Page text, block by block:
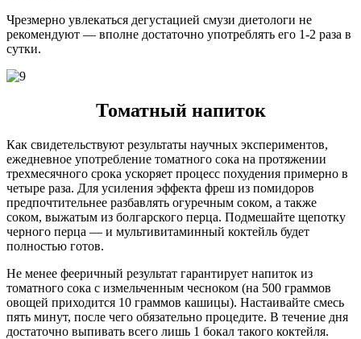
Чрезмерно увлекаться дегустацией смузи диетологи не
рекомендуют — вполне достаточно употреблять его 1-2 раза в
сутки.
Томатный напиток
Как свидетельствуют результаты научных экспериментов,
ежедневное употребление томатного сока на протяжении
трехмесячного срока ускоряет процесс похудения примерно в
четыре раза. Для усиления эффекта фреш из помидоров
предпочтительнее разбавлять огуречным соком, а также
соком, выжатым из болгарского перца. Подмешайте щепотку
черного перца — и мультивитаминный коктейль будет
полностью готов.
Не менее фееричный результат гарантирует напиток из
томатного сока с измельченным чесноком (на 500 граммов
овощей приходится 10 граммов кашицы). Настаивайте смесь
пять минут, после чего обязательно процедите. В течение дня
достаточно выпивать всего лишь 1 бокал такого коктейля.